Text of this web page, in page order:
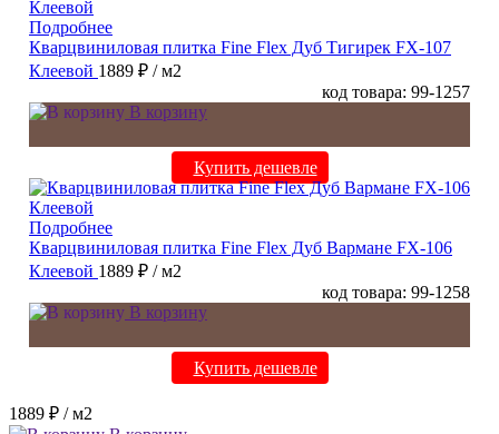
Подробнее
Кварцвиниловая плитка Fine Flex Дуб Тигирек FX-107
Клеевой 1889 ₽ / м2
код товара: 99-1257
В корзину
Купить дешевле
Подробнее
Кварцвиниловая плитка Fine Flex Дуб Вармане FX-106
Клеевой 1889 ₽ / м2
код товара: 99-1258
В корзину
Купить дешевле
1889 ₽ / м2